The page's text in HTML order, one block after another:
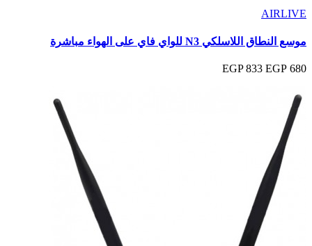
AIRLIVE
موسع النطاق اللاسلكي N3 للواي فاي على الهواء مباشرة
680 EGP
833 EGP